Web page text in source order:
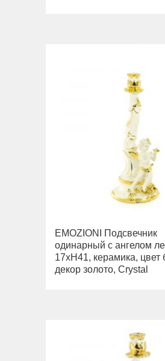
EMOZIONI Подсвечник
одинарный с ангелом
17хH41, керамика, цвет
декор золото, Crystal